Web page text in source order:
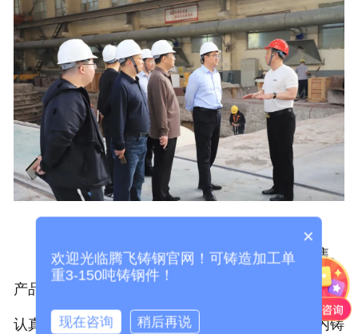
郭市长一行全面了解了公司目前的生产、销售、
产品研发及新腾飞项目的建设情况，并深入生产车间
认真察看了洛阳铸钢件生产过程，就当前国际国内铸
×
欢迎光临腾飞铸钢官网！可铸造加工单
重3-150吨铸钢件！
现在咨询 稍后再说